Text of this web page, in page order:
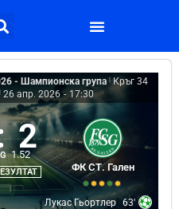
- Шампионска група | Кръг 34
26 апр. 2026 - 17:30
2
1.52
ФК СТ. Гален
Лукас Гьортлер 63'